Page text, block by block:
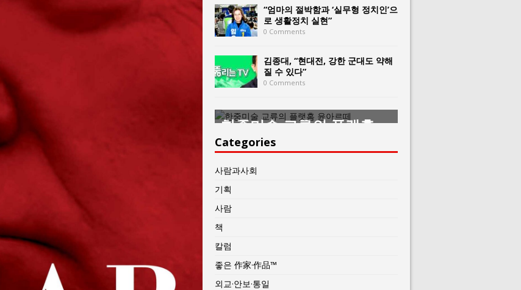
“엄마의 절박함과 ‘실무형 정치인’으
로 생활정치 실현”
0 Comments
김종대, “현대전, 강한 군대도 약해
질 수 있다”
0 Comments
한중미술 교류의 플랫홈
윤아르떼
한중미술 교류의 플랫홈
윤아르떼
Categories
사람과사회
기획
사람
책
칼럼
좋은 作家·作品™
외교·안보·통일